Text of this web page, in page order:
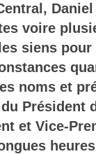
voire
siens
noms et
Président
et Vice-